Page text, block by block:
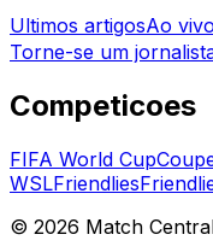
Ultimos artigosAo vivo
Torne-se um
Competicoes
FIFA World Cup
WSLFriendlies
© 2026 Match